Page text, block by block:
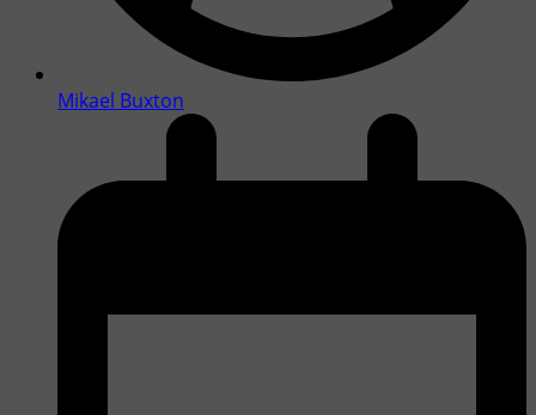
Mikael Buxton